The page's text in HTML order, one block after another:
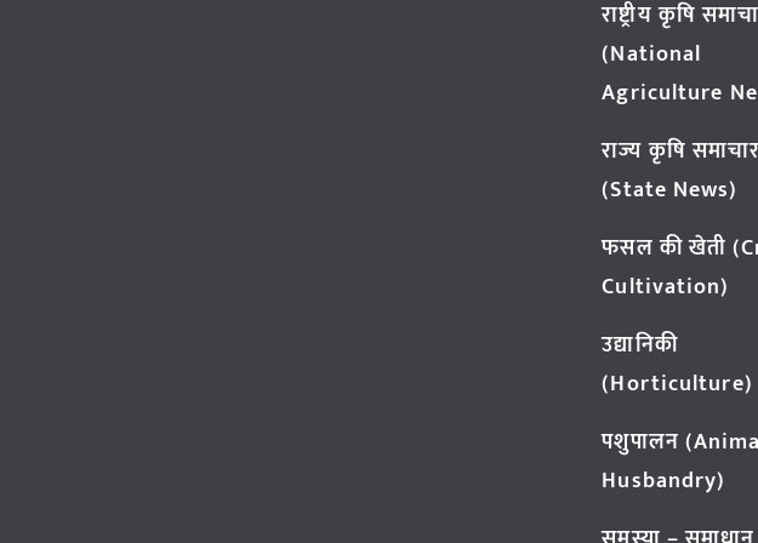
राष्ट्रीय कृषि
(National
Agriculture
राज्य कृषि समाचार
(State News)
फसल की खेती
Cultivation)
उद्यानिकी
(Horticulture)
पशुपालन
Husbandry)